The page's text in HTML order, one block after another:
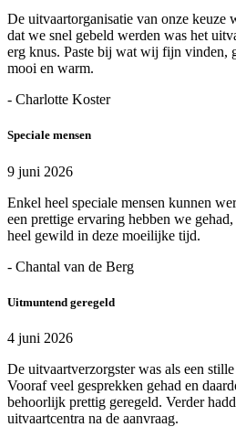
De uitvaartorganisatie van onze keuze
dat we snel gebeld werden was het
erg knus. Paste bij wat wij fijn vinden,
mooi en warm.
- Charlotte Koster
Speciale mensen
9 juni 2026
Enkel heel speciale mensen kunnen
een prettige ervaring hebben we
heel gewild in deze moeilijke tijd.
- Chantal van de Berg
Uitmuntend geregeld
4 juni 2026
De uitvaartverzorgster was als een
Vooraf veel gesprekken gehad en
behoorlijk prettig geregeld. Verder
uitvaartcentra na de aanvraag.